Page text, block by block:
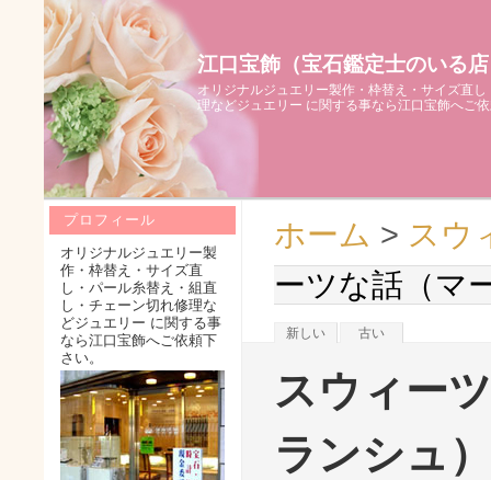
江口宝飾（宝石鑑定士のいる
オリジナルジュエリー製作・枠替え・サイズ直
理などジュエリー に関する事なら江口宝飾へご
ホーム > スウ
ーツな話（マ
新しい 古い
スウィー
ランシュ）
プロフィール
オリジナルジュエリー製
作・枠替え・サイズ直
し・パール糸替え・組直
し・チェーン切れ修理な
どジュエリー に関する事
なら江口宝飾へご依頼下
さい。